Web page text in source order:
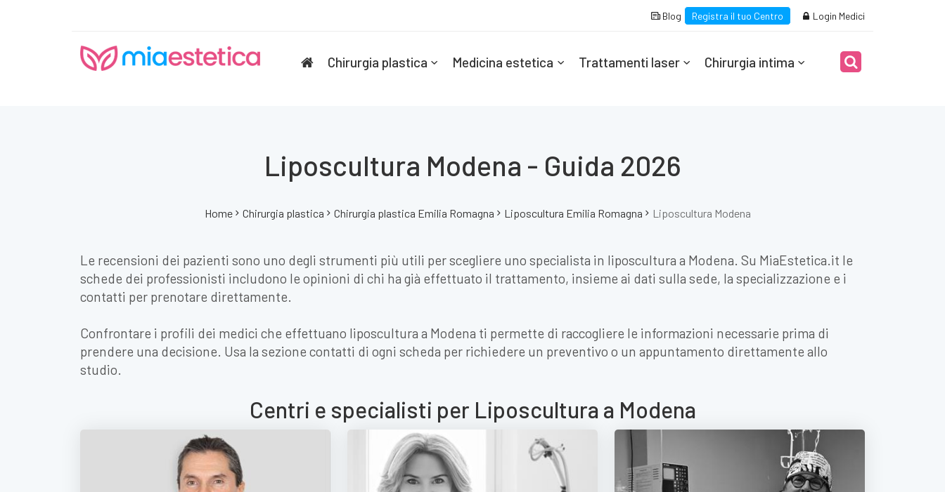
Blog Registra il tuo Centro Login Medici
Chirurgia plastica Medicina estetica Trattamenti laser Chirurgia intima
Liposcultura Modena - Guida 2026
Home Chirurgia plastica Chirurgia plastica Emilia Romagna Liposcultura Emilia Romagna Liposcultura Modena
Le recensioni dei pazienti sono uno degli strumenti più utili per scegliere uno specialista in liposcultura a Modena. Su MiaEstetica.it le
schede dei professionisti includono le opinioni di chi ha già effettuato il trattamento, insieme ai dati sulla sede, la specializzazione e i
contatti per prenotare direttamente.
Confrontare i profili dei medici che effettuano liposcultura a Modena ti permette di raccogliere le informazioni necessarie prima di
prendere una decisione. Usa la sezione contatti di ogni scheda per richiedere un preventivo o un appuntamento direttamente allo
studio.
Centri e specialisti per Liposcultura a Modena